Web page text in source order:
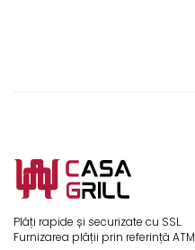
Plăți rapide și securizate cu SSL.
Furnizarea plății prin referință ATM